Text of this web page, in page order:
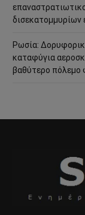
δισεκατομμυρίων
Ρωσία:
καταφύγια
βαθύτερο πόλεμο